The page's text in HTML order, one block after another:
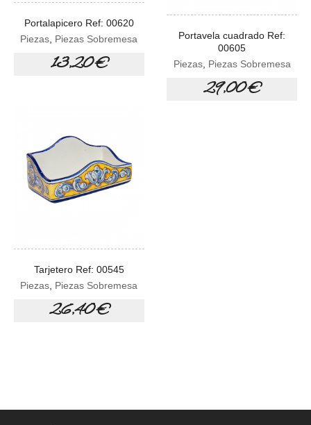
Portalapicero Ref: 00620
Piezas Piezas Sobremesa
13,20 €
Portavela cuadrado Ref:
00605
Piezas, Piezas Sobremesa
29,00 €
Tarjetero Ref: 00545
Piezas, Piezas Sobremesa
26,40 €